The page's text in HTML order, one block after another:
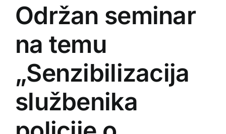
Održan seminar
na temu
„Senzibilizacija
službenika